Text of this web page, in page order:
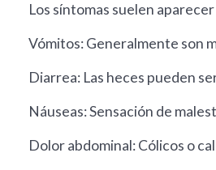
Los síntomas suelen
Vómitos: Generalmente son
Diarrea: Las heces pueden
Náuseas: Sensación de
Dolor abdominal: Cólicos o